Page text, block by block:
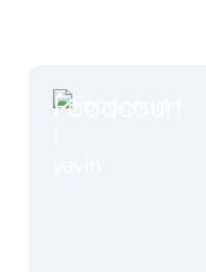
Foodcourt